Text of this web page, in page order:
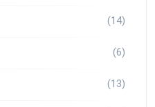
(14)
(6)
(13)